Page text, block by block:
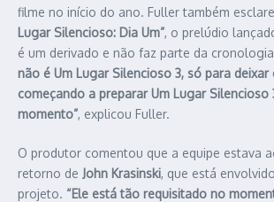
filme no início do ano. Fuller também
Lugar Silencioso: Dia Um”, o prelúdio
é um derivado e não faz parte da
não é Um Lugar Silencioso 3, só para deixar
começando a preparar Um Lugar Silencioso
momento”, explicou Fuller.
O produtor comentou que a equipe estava
retorno de John Krasinski, que está
projeto. “Ele está tão requisitado no